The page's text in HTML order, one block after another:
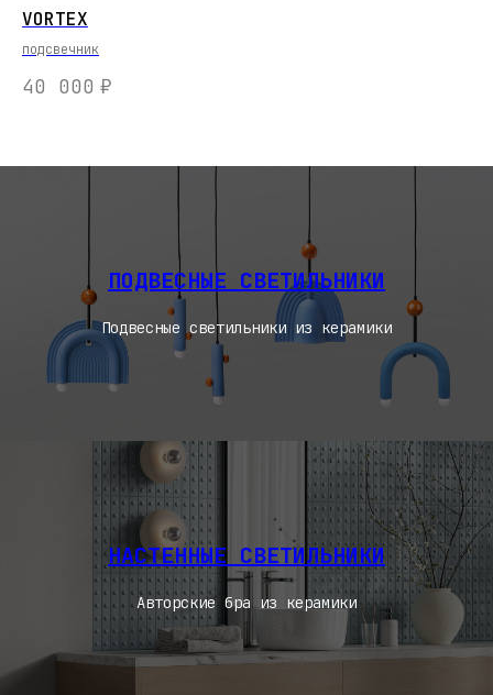
VORTEX
подсвечник
40 000 ₽
ПОДВЕСНЫЕ СВЕТИЛЬНИКИ
Подвесные светильники из керамики
НАСТЕННЫЕ СВЕТИЛЬНИКИ
Авторские бра из керамики